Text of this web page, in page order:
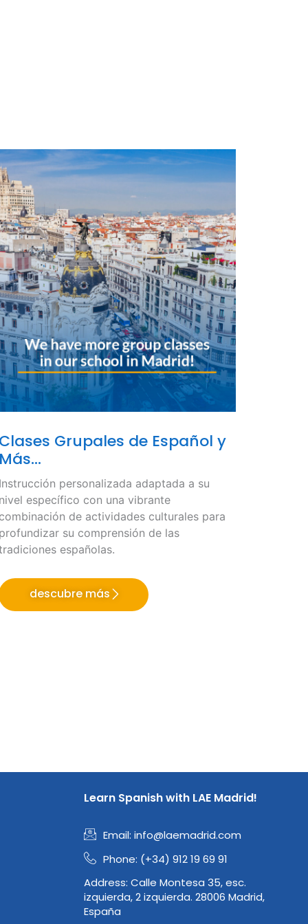
Grupales de Español y
personalizada adaptada a su
específico con una vibrante
de actividades culturales para
su comprensión de las
españolas.
descubre más
Learn Spanish with LAE Madrid!
Email: info@laemadrid.com
Phone: (+34) 912 19 69 91
Address: Calle Montesa 35, esc.
izquierda, 2 izquierda. 28006 Madrid,
España